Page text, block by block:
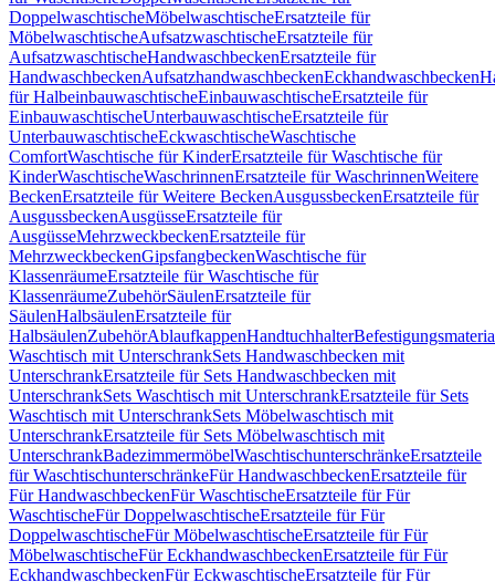
DoppelwaschtischeMöbelwaschtischeErsatzteile für
MöbelwaschtischeAufsatzwaschtischeErsatzteile für
AufsatzwaschtischeHandwaschbeckenErsatzteile für
HandwaschbeckenAufsatzhandwaschbeckenEckhandwaschbecken
für HalbeinbauwaschtischeEinbauwaschtischeErsatzteile für
EinbauwaschtischeUnterbauwaschtischeErsatzteile für
UnterbauwaschtischeEckwaschtischeWaschtische
ComfortWaschtische für KinderErsatzteile für Waschtische für
KinderWaschtischeWaschrinnenErsatzteile für WaschrinnenWeitere
BeckenErsatzteile für Weitere BeckenAusgussbeckenErsatzteile für
AusgussbeckenAusgüsseErsatzteile für
AusgüsseMehrzweckbeckenErsatzteile für
MehrzweckbeckenGipsfangbeckenWaschtische für
KlassenräumeErsatzteile für Waschtische für
KlassenräumeZubehörSäulenErsatzteile für
SäulenHalbsäulenErsatzteile für
HalbsäulenZubehörAblaufkappenHandtuchhalter
Waschtisch mit UnterschrankSets Handwaschbecken mit
UnterschrankErsatzteile für Sets Handwaschbecken mit
UnterschrankSets Waschtisch mit UnterschrankErsatzteile für Sets
Waschtisch mit UnterschrankSets Möbelwaschtisch mit
UnterschrankErsatzteile für Sets Möbelwaschtisch mit
UnterschrankBadezimmermöbelWaschtischunterschränkeErsatzteile
für WaschtischunterschränkeFür HandwaschbeckenErsatzteile für
Für HandwaschbeckenFür WaschtischeErsatzteile für Für
WaschtischeFür DoppelwaschtischeErsatzteile für Für
DoppelwaschtischeFür MöbelwaschtischeErsatzteile für Für
MöbelwaschtischeFür EckhandwaschbeckenErsatzteile für Für
EckhandwaschbeckenFür EckwaschtischeErsatzteile für Für